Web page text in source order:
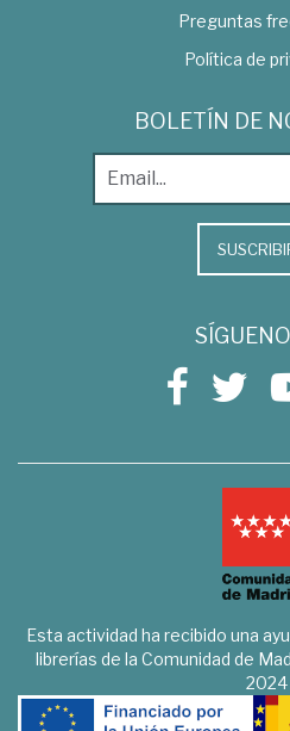
Preguntas
Política de
BOLETÍN DE
Esta actividad ha recibido una
librerías de la Comunidad de
2024